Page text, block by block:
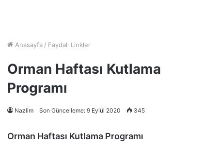
Anasayfa / Faydalı Linkler
Orman Haftası Kutlama
Programı
Nazlim Son Güncelleme: 9 Eylül 2020 345
Orman Haftası Kutlama Programı